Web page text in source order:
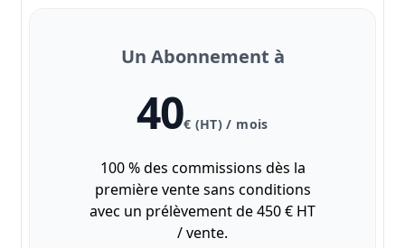
Un Abonnement à
40€ (HT) / mois
100 % des commissions dès la
première vente sans conditions
avec un prélèvement de 450 € HT
/ vente.